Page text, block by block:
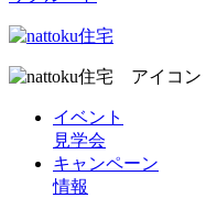
イベント
見学会
キャンペーン
情報